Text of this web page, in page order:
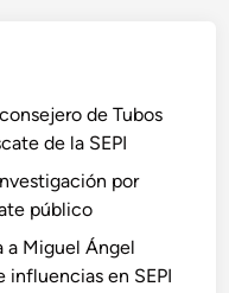
de Tubos
de la SEPI
por
público
a Miguel Ángel
influencias en SEPI